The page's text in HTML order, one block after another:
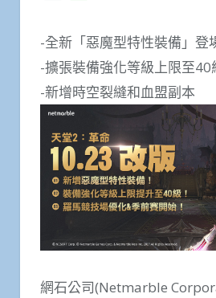
-全新「惡魔型特性裝備」登
-擴張裝備強化等級上限至40
-新增時空裂縫和血盟副本
網石公司(Netmarble